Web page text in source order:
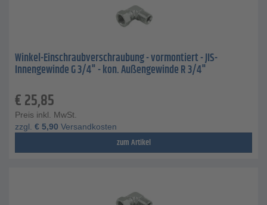
Winkel-Einschraubverschraubung - vormontiert - JIS-
Innengewinde G 3/4" - kon. Außengewinde R 3/4"
€25,85
Preis inkl. MwSt.
zzgl. € 5,90 Versandkosten
zum Artikel